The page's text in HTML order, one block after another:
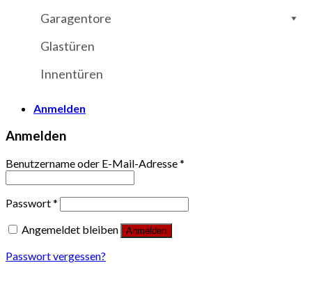
Garagentore
Glastüren
Innentüren
Anmelden
Anmelden
Benutzername oder E-Mail-Adresse*
Passwort*
Angemeldet bleiben
Anmelden
Passwort vergessen?